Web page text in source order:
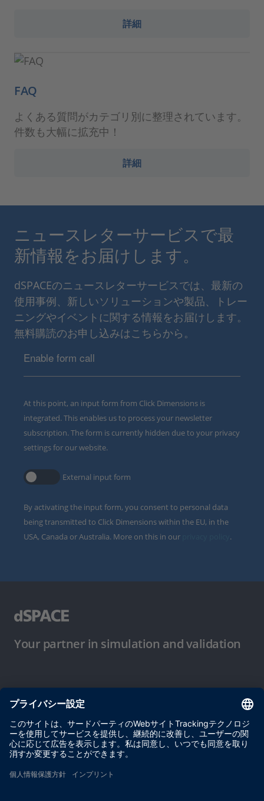
詳細
FAQ
よくある質問がカテゴリ別に整理されています。
件数も大幅に拡充中！
詳細
ニュースレターサービスで最
新情報をお届けします。
dSPACEのニュースレターサービスでは、最新の
使用事例、新しいソリューションや製品、トレー
ニングやイベントに関する情報をお届けします。
無料購読のお申し込みはこちらから。
Enable form call
At this point, an input form from Click Dimensions is
integrated. This enables us to process your newsletter
subscription. The form is currently hidden due to your privacy
settings for our website.
External input form
By activating the input form, you consent to personal data
being transmitted to Click Dimensions within the EU, in the
USA, Canada or Australia. More on this in our
.
Your partner in simulation and validation
ご使用条件
プライバシーポリシー
約款
サイト運営会社情報